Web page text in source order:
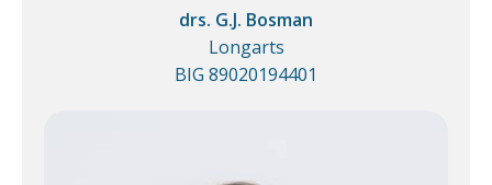
drs. G.J. Bosman
Longarts
BIG 89020194401